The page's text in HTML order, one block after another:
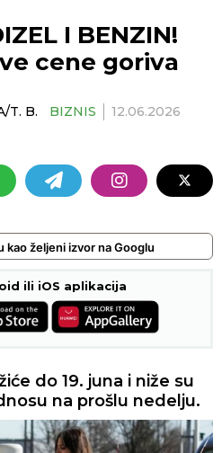
I BENZIN!
cene goriva
T. B. BIZNIS 12.06.2026
kao željeni izvor na Googlu
ili iOS aplikacija
do 19. juna i niže su
na prošlu nedelju.